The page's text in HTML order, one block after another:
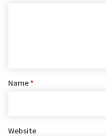
Name *
Website